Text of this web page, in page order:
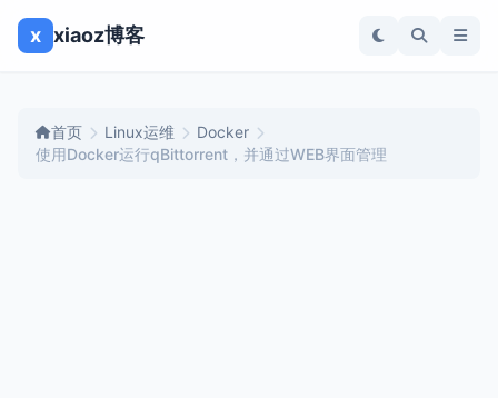
x xiaoz博客
首页 Linux运维
Docker
使用Docker运行qBittorrent，并通过WEB界面管理